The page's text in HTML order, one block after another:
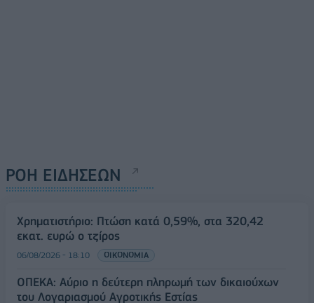
ΡΟΗ ΕΙΔΗΣΕΩΝ
Χρηματιστήριο: Πτώση κατά 0,59%, στα 320,42
εκατ. ευρώ ο τζίρος
06/08/2026 - 18:10 ΟΙΚΟΝΟΜΙΑ
ΟΠΕΚΑ: Αύριο η δεύτερη πληρωμή των δικαιούχων
του Λογαριασμού Αγροτικής Εστίας